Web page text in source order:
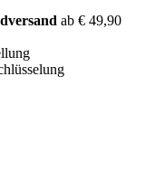
ab € 49,90